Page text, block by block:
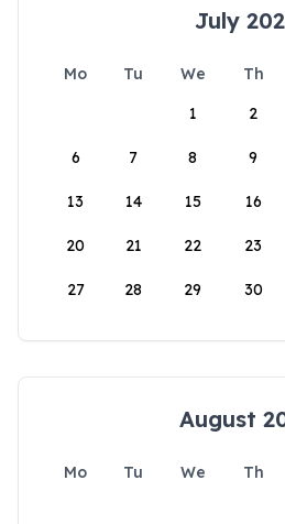
July
Mo Tu We Th
1
2
6 7 8 9
13 14 15 16
20 21 22 23
27 28 29 30
August
Mo Tu We Th